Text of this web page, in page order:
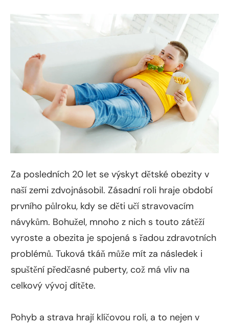
Za posledních 20 let se výskyt dětské obezity v
naší zemi zdvojnásobil. Zásadní roli hraje období
prvního půlroku, kdy se děti učí stravovacím
návykům. Bohužel, mnoho z nich s touto zátěží
vyroste a obezita je spojená s řadou zdravotních
problémů. Tuková tkáň může mít za následek i
spuštění předčasné puberty, což má vliv na
celkový vývoj dítěte.
Pohyb a strava hrají klíčovou roli, a to nejen v